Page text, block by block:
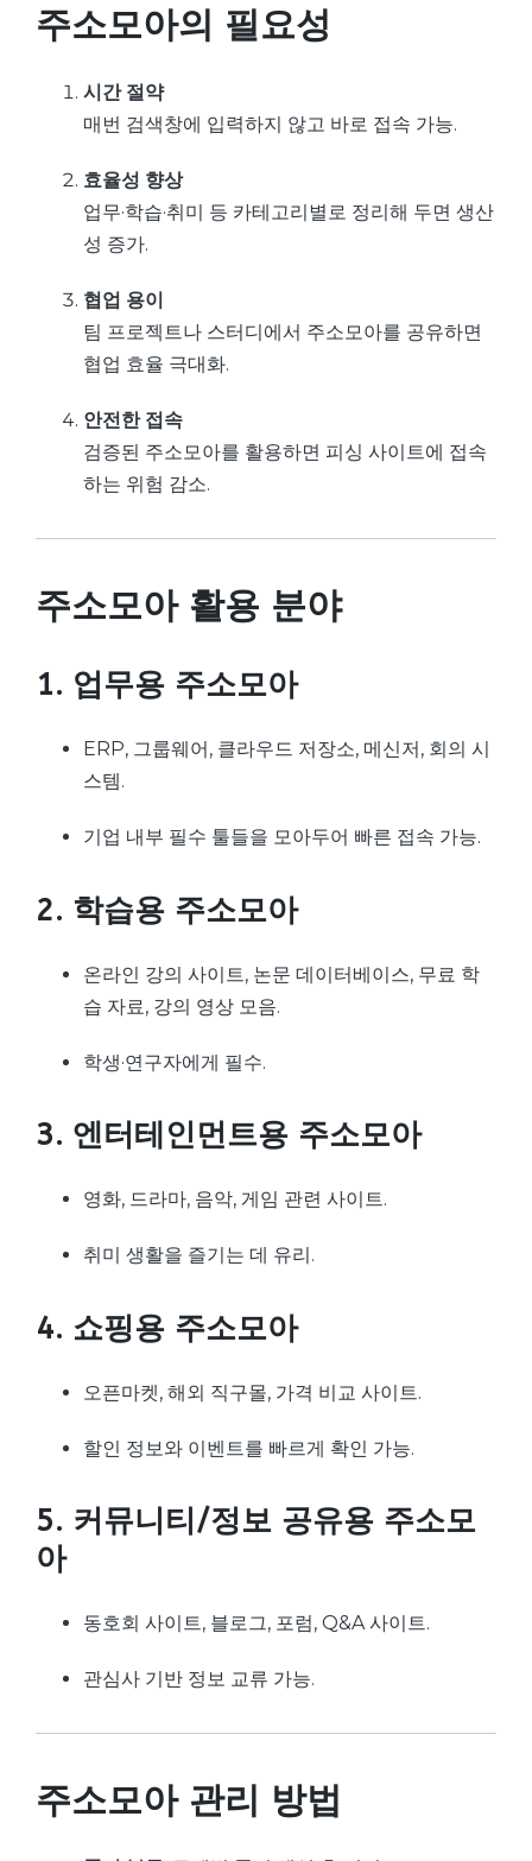
주소모아의 필요성
시간 절약
매번 검색창에 입력하지 않고 바로 접속 가능.
효율성 향상
업무·학습·취미 등 카테고리별로 정리해 두면 생산
성 증가.
협업 용이
팀 프로젝트나 스터디에서 주소모아를 공유하면
협업 효율 극대화.
안전한 접속
검증된 주소모아를 활용하면 피싱 사이트에 접속
하는 위험 감소.
주소모아 활용 분야
1. 업무용 주소모아
ERP, 그룹웨어, 클라우드 저장소, 메신저, 회의 시
스템.
기업 내부 필수 툴들을 모아두어 빠른 접속 가능.
2. 학습용 주소모아
온라인 강의 사이트, 논문 데이터베이스, 무료 학
습 자료, 강의 영상 모음.
학생·연구자에게 필수.
3. 엔터테인먼트용 주소모아
영화, 드라마, 음악, 게임 관련 사이트.
취미 생활을 즐기는 데 유리.
4. 쇼핑용 주소모아
오픈마켓, 해외 직구몰, 가격 비교 사이트.
할인 정보와 이벤트를 빠르게 확인 가능.
5. 커뮤니티/정보 공유용 주소모
아
동호회 사이트, 블로그, 포럼, Q&A 사이트.
관심사 기반 정보 교류 가능.
주소모아 관리 방법